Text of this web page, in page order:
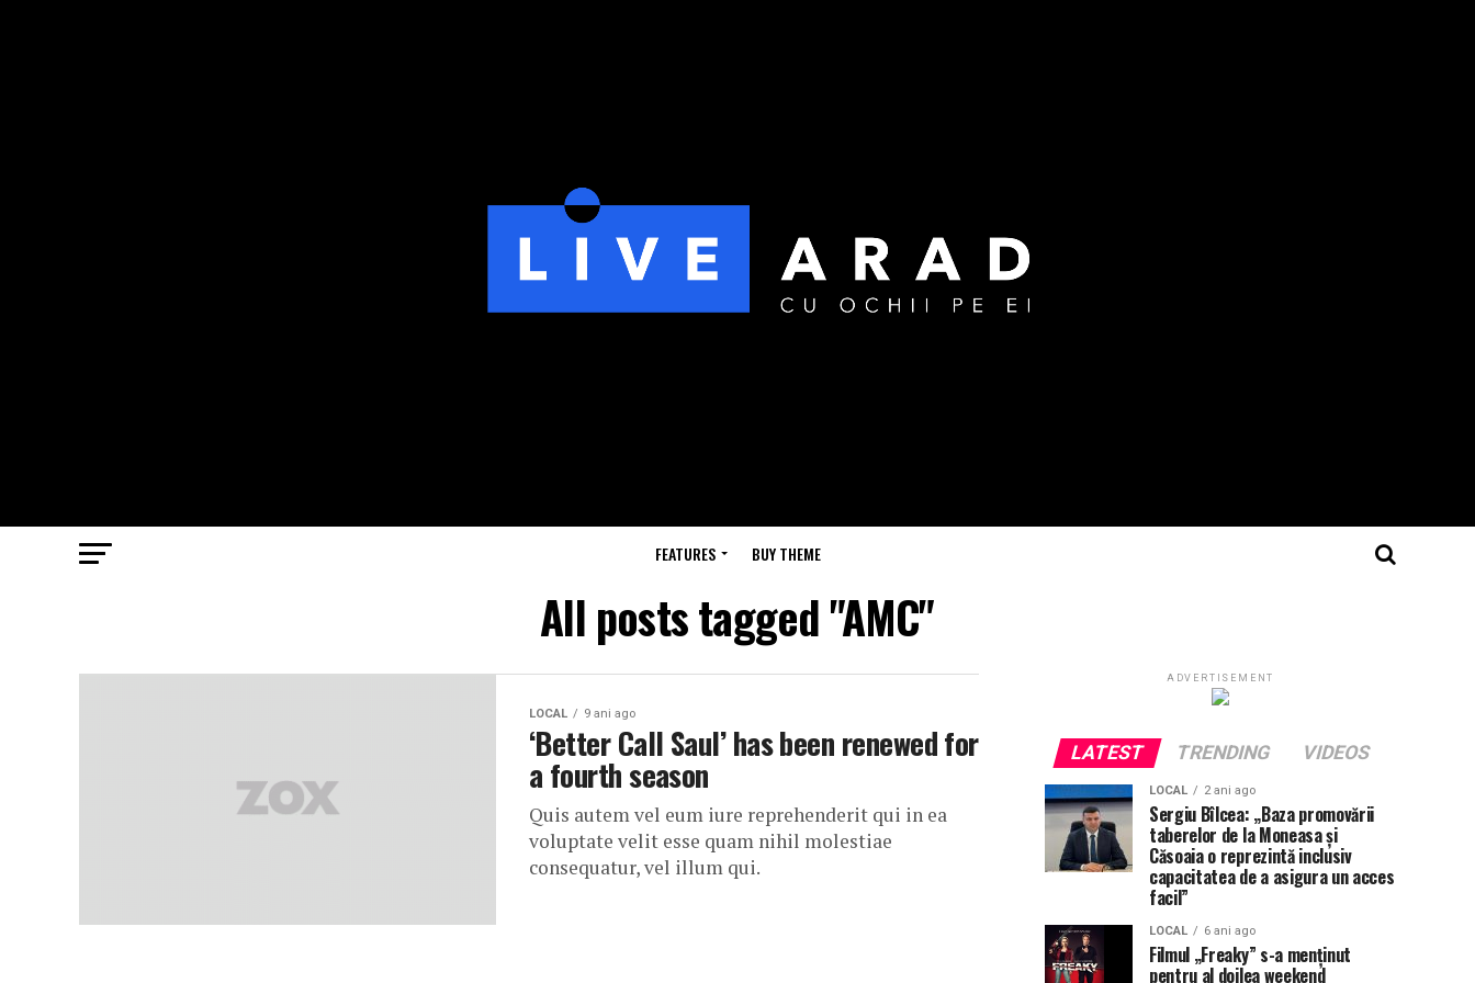
FEATURES BUY THEME
All posts tagged "AMC"
LOCAL 9 ani ago
‘Better Call Saul’ has been renewed for
a fourth season
Quis autem vel eum iure reprehenderit qui in ea
voluptate velit esse quam nihil molestiae
consequatur, vel illum qui.
ADVERTISEMENT
LATEST TRENDING VIDEOS
LOCAL 2 ani ago
Sergiu Bîlcea: „Baza promovării
taberelor de la Moneasa și
Căsoaia o reprezintă inclusiv
capacitatea de a asigura un acces
facil”
LOCAL 6 ani ago
Filmul „Freaky” s-a menţinut
pentru al doilea weekend